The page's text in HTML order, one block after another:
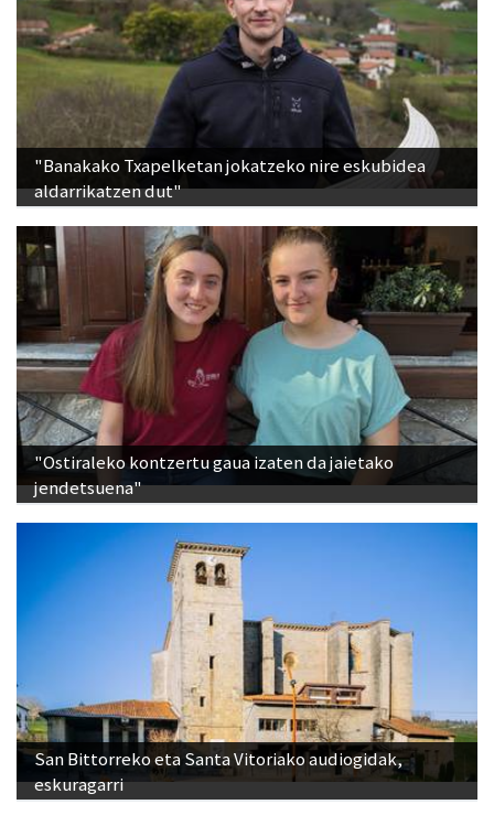
"Banakako Txapelketan jokatzeko nire eskubidea
aldarrikatzen dut"
"Ostiraleko kontzertu gaua izaten da jaietako
jendetsuena"
San Bittorreko eta Santa Vitoriako audiogidak,
eskuragarri